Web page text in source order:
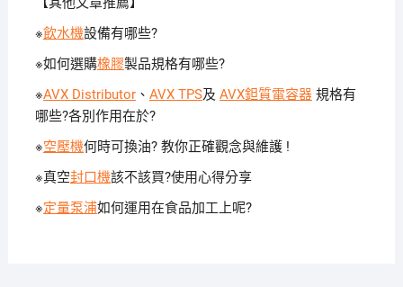
※飲水機設備有哪些?
※如何選購橡膠製品規格有哪些?
※AVX Distributor、 AVX TPS及 AVX鉭質電容器規格有
哪些?各別作用在於?
※空壓機何時可換油? 教你正確觀念與維護 !
※真空封口機該不該買?使用心得分享
※定量泵浦如何運用在食品加工上呢?